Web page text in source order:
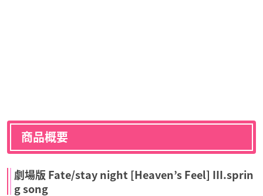
商品概要
劇場版 Fate/stay night [Heaven’s Feel] III.sprin
g song